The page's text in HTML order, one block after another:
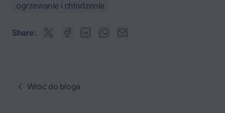
ogrzewanie i chłodzenie
Share:
Wróć do bloga